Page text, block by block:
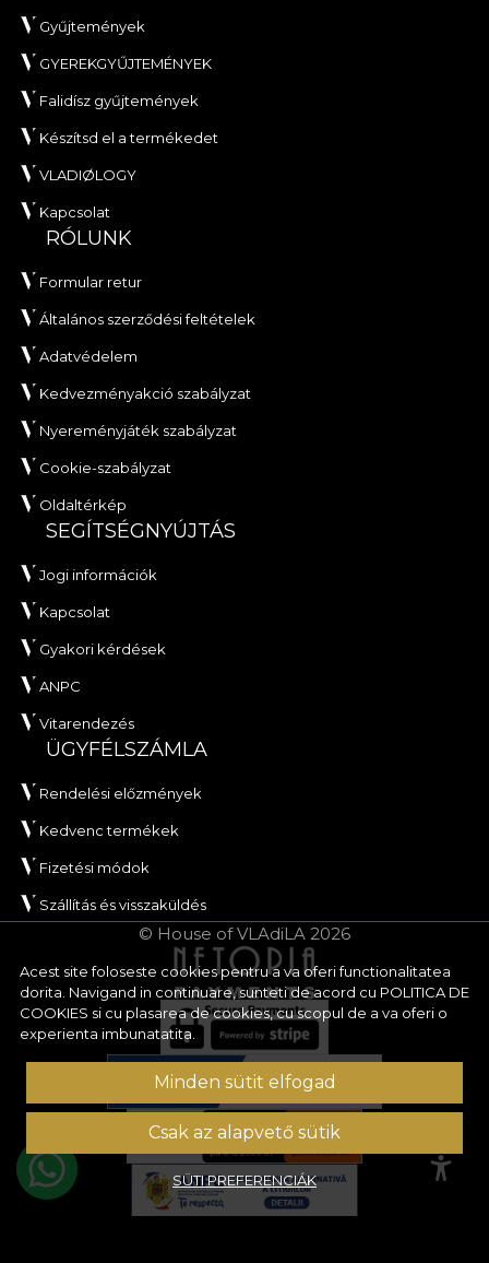
Acest site foloseste cookies pentru a va oferi functionalitatea
dorita. Navigand in continuare, sunteti de acord cu POLITICA DE
COOKIES si cu plasarea de cookies, cu scopul de a va oferi o
experienta imbunatatita.
Minden sütit elfogad
Csak az alapvető sütik
SÜTI PREFERENCIÁK
Gyűjtemények
GYEREKGYŰJTEMÉNYEK
Falidísz gyűjtemények
Készítsd el a termékedet
VLADIØLOGY
Kapcsolat
RÓLUNK
Formular retur
Általános szerződési feltételek
Adatvédelem
Kedvezményakció szabályzat
Nyereményjáték szabályzat
Cookie-szabályzat
Oldaltérkép
SEGÍTSÉGNYÚJTÁS
Jogi információk
Kapcsolat
Gyakori kérdések
ANPC
Vitarendezés
ÜGYFÉLSZÁMLA
Rendelési előzmények
Kedvenc termékek
Fizetési módok
Szállítás és visszaküldés
© House of VLAdiLA 2026